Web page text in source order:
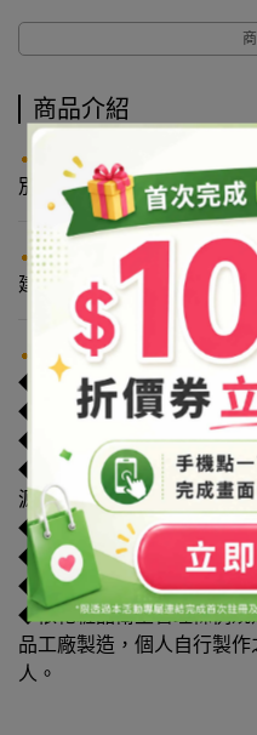
商品介紹
產品說明
別名 ：巴西蠟
使用方式
建議用量： 適量添加
注意事項
◆禁止用於食品。
◆本產品為原料，須稀釋後
◆使用本產品前，建議請先
◆請避光保存於陰涼處，保
源，避免孩童拿取。
◆本產品僅供外用，使用後
◆請依個人肌膚狀況調整產
◆避免接觸眼睛，一旦接觸
◆依化粧品衛生管理條例規
品工廠製造，個人自行製
人。